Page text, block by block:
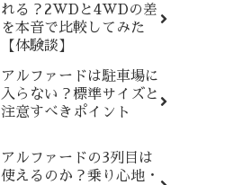
れる？2WDと4WDの差
を本音で比較してみた
【体験談】
アルファードは駐車場に
入らない？標準サイズと
注意すべきポイント
アルファードの3列目は
使えるのか？乗り心地・